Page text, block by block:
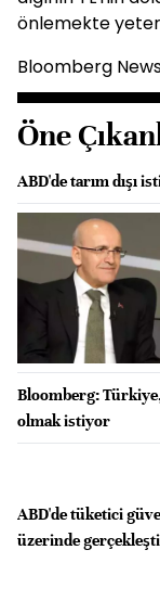
önlemekte
Bloomberg
Öne
ABD'de tarım dışı
Bloomberg:
olmak istiyor
ABD'de tüketici
üzerinde gerçekleşti